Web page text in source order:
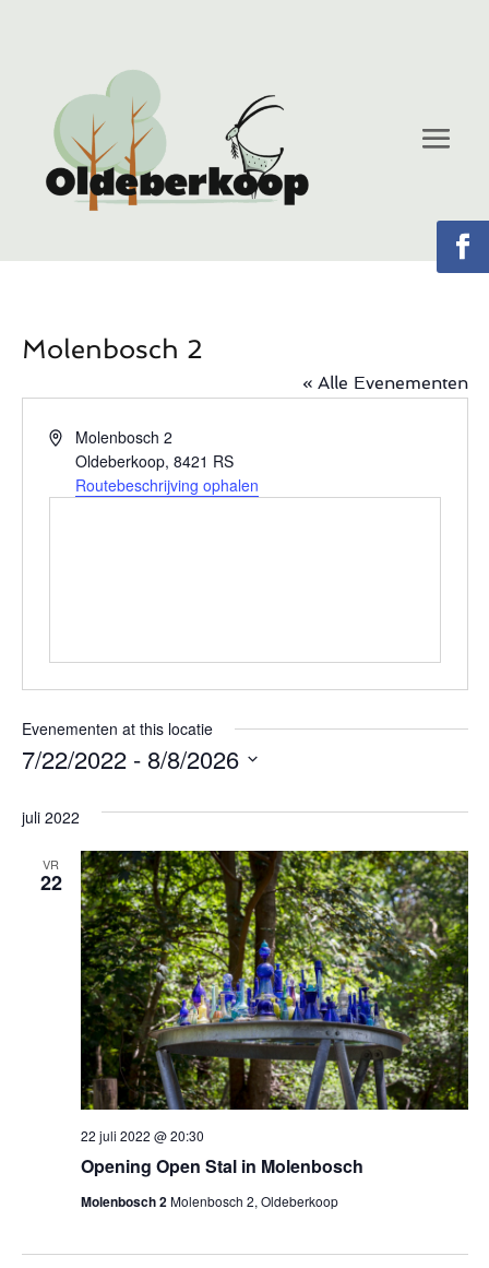
Molenbosch 2
« Alle Evenementen
AdresMolenbosch 2
Oldeberkoop, 8421 RS
Routebeschrijving ophalen
Evenementen at this locatie
7/22/2022 - 8/8/2026
een
juli 2022
VR
22
Opening Open Stal in Molenbosch
22 juli 2022 @ 20:30
Molenbosch 2Molenbosch 2, Oldeberkoop